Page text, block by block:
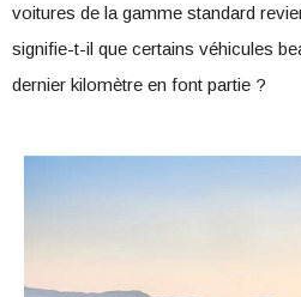
voitures de la gamme standard
signifie-t-il que certains véhicules
dernier kilomètre en font partie ?